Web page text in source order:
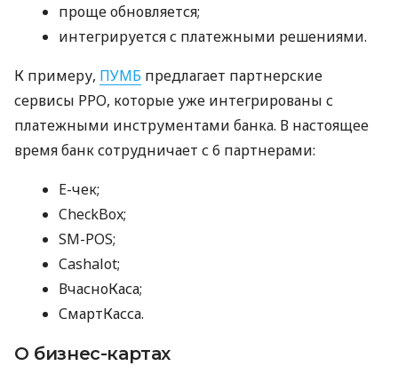
проще обновляется;
интегрируется с платежными решениями.
К примеру, ПУМБ предлагает партнерские
сервисы РРО, которые уже интегрированы с
платежными инструментами банка. В настоящее
время банк сотрудничает с 6 партнерами:
E-чек;
CheckBox;
SM-POS;
Cashalot;
ВчасноКаса;
СмартКасса.
О бизнес-картах